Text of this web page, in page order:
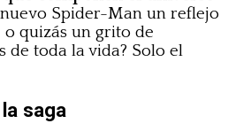
nuevo Spider-Man un reflejo
quizás un grito de
de toda la vida? Solo el
saga